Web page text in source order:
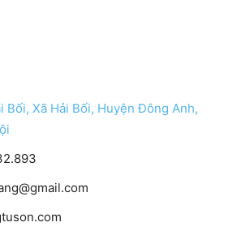
Bối, Xã Hải Bối, Huyện Đông Anh,